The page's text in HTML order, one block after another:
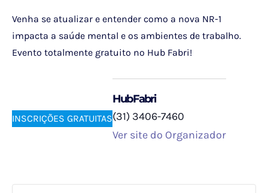
Venha se atualizar e entender como a nova NR-1
impacta a saúde mental e os ambientes de trabalho.
Evento totalmente gratuito no Hub Fabri!
INSCRIÇÕES GRATUITAS
HubFabri
(31) 3406-7460
Ver site do Organizador